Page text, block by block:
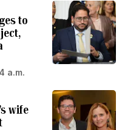
to
a.m.
wife